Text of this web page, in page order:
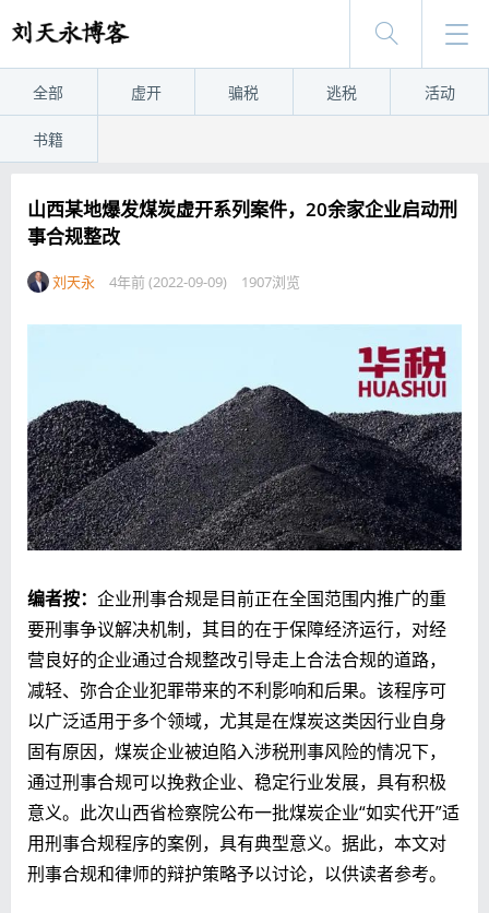
全部 虚开 骗税 逃税 活动
书籍
山西某地爆发煤炭虚开系列案件，20余家企业启动刑
事合规整改
刘天永 4年前 (2022-09-09) 1907浏览
编者按： 企业刑事合规是目前正在全国范围内推广的重
要刑事争议解决机制，其目的在于保障经济运行，对经
营良好的企业通过合规整改引导走上合法合规的道路，
减轻、弥合企业犯罪带来的不利影响和后果。该程序可
以广泛适用于多个领域，尤其是在煤炭这类因行业自身
固有原因，煤炭企业被迫陷入涉税刑事风险的情况下，
通过刑事合规可以挽救企业、稳定行业发展，具有积极
意义。此次山西省检察院公布一批煤炭企业“如实代开”适
用刑事合规程序的案例，具有典型意义。据此，本文对
刑事合规和律师的辩护策略予以讨论，以供读者参考。